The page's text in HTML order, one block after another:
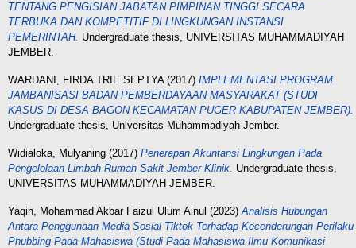
TENTANG PENGISIAN JABATAN PIMPINAN TINGGI SECARA
TERBUKA DAN KOMPETITIF DI LINGKUNGAN INSTANSI
PEMERINTAH. Undergraduate thesis, UNIVERSITAS MUHAMMADIYAH
JEMBER.
WARDANI, FIRDA TRIE SEPTYA(2017) IMPLEMENTASI PROGRAM
JAMBANISASI BADAN PEMBERDAYAAN MASYARAKAT (STUDI
KASUS DI DESA BAGON KECAMATAN PUGER KABUPATEN JEMBER).
Undergraduate thesis, Universitas Muhammadiyah Jember.
Widialoka, Mulyaning (2017) Penerapan Akuntansi Lingkungan Pada
Pengelolaan Limbah Rumah Sakit Jember Klinik. Undergraduate thesis,
UNIVERSITAS MUHAMMADIYAH JEMBER.
Yaqin, Mohammad Akbar Faizul Ulum Ainul (2023)Analisis Hubungan
Antara Penggunaan Media Sosial Tiktok Terhadap Kecenderungan Perilaku
Phubbing Pada Mahasiswa (Studi Pada Mahasiswa Ilmu Komunikasi